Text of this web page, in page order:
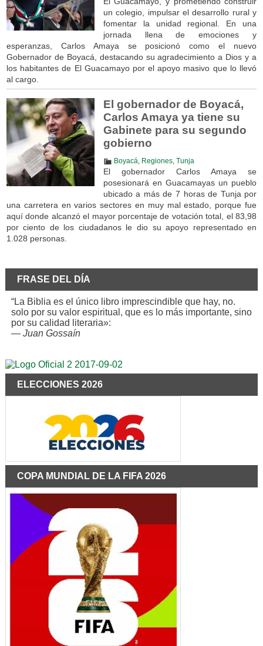
un colegio, impulsar el desarrollo rural y
fomentar la unidad regional. En una
jornada llena de emociones y
esperanzas, Carlos Amaya se posicionó como el nuevo
Gobernador de Boyacá, destacando su agradecimiento a Dios y a
los habitantes de El Guacamayo por el apoyo masivo que lo llevó
al cargo.
El gobernador de Boyacá,
Carlos Amaya ya tiene su
Gabinete para su segundo
gobierno
Boyacá Regiones, Tunja
El gobernador Carlos Amaya se
posesionará en Guacamayas un pueblo
ubicado a más de 7 horas de Tunja por
una carretera en varios sectores en muy mal estado, porque fue
aquí donde alcanzó el mayor porcentaje de votación total, el 83,98
por ciento de los ciudadanos le dio su apoyo representado en
1.028 personas.
FRASE DEL DÍA
“La Biblia es el único libro imprescindible que hay, no.
solo por su valor espiritual, que es lo más importante, sino
por su calidad literaria»:
— Juan Gossaín
ELECCIONES 2026
COPA MUNDIAL DE LA FIFA 2026